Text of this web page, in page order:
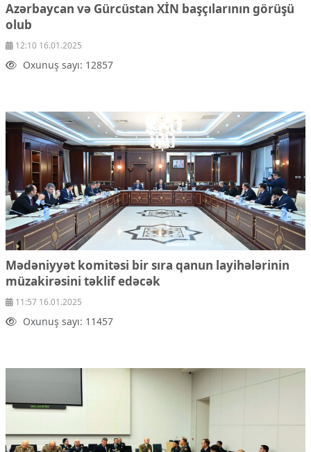
Azərbaycan və Gürcüstan XİN başçılarının görüşü
olub
12:10 16.01.2025
Oxunuş sayı: 12857
Mədəniyyət komitəsi bir sıra qanun layihələrinin
müzakirəsini təklif edəcək
11:57 16.01.2025
Oxunuş sayı: 11457